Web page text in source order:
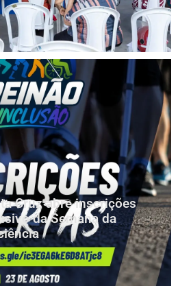
Cruz abre inscrições
da Semana da